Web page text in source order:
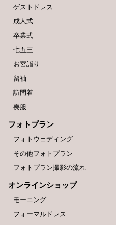
ゲストドレス
成人式
卒業式
七五三
お宮詣り
留袖
訪問着
喪服
フォトプラン
フォトウェディング
その他フォトプラン
フォトプラン撮影の流れ
オンラインショップ
モーニング
フォーマルドレス